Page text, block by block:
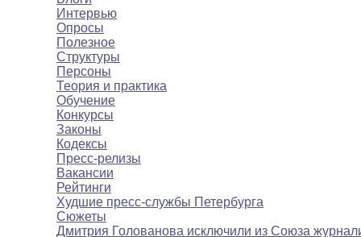
Интервью
Опросы
Полезное
Структуры
Персоны
Теория и практика
Обучение
Конкурсы
Законы
Кодексы
Пресс-релизы
Вакансии
Рейтинги
Худшие пресс-службы Петербурга
Сюжеты
Дмитрия Голованова исключили из Союза